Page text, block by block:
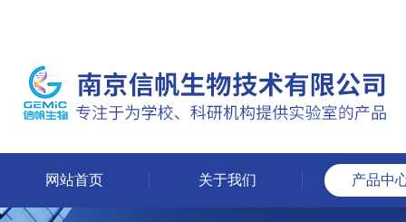
网站首页 关于我们 产品中